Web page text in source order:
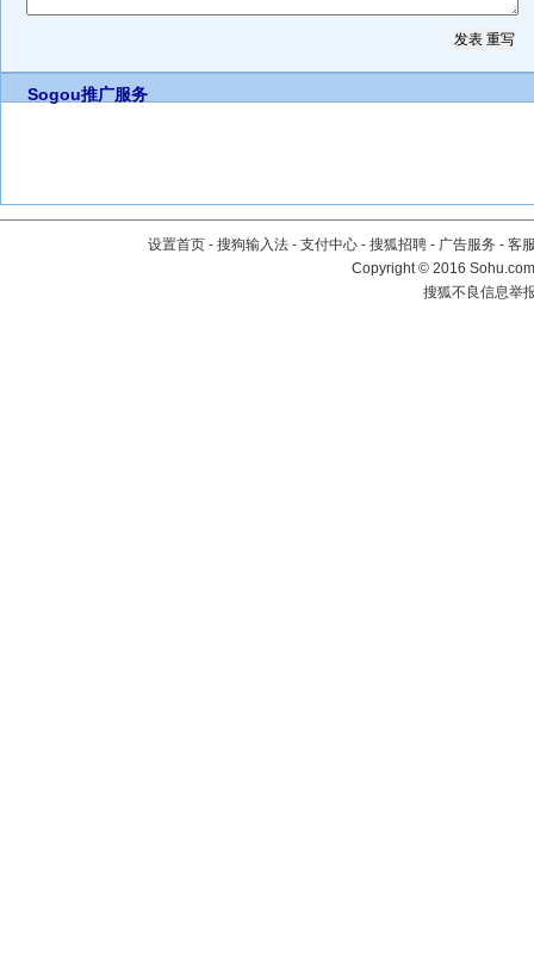
Sogou推广服务
设置首页 - 搜狗输入法 - 支付中心 - 搜狐招聘 - 广告服务 - 客
Copyright©2016
搜狐不良信息举